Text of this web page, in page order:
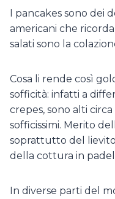
I pancakes sono dei
americani che
salati sono la
Cosa li rende così
sofficità: infatti a
crepes, sono alti
sofficissimi. Merito
soprattutto del
della cottura in
In diverse parti del